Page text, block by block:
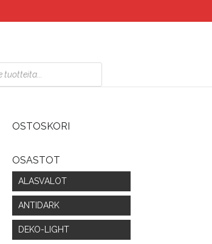
OSTOSKORI
OSASTOT
ALASVALOT
ANTIDARK
DEKO-LIGHT